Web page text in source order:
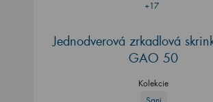
+17
Jednodverová zrkadlová
GAO 50
Kolekcie